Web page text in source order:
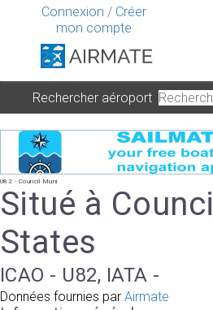
Connexion / Créer
mon compte
Rechercher aéroport
U82 - Council Muni
Situé à
States
ICAO - U82, IATA -
Données fournies par Airmate